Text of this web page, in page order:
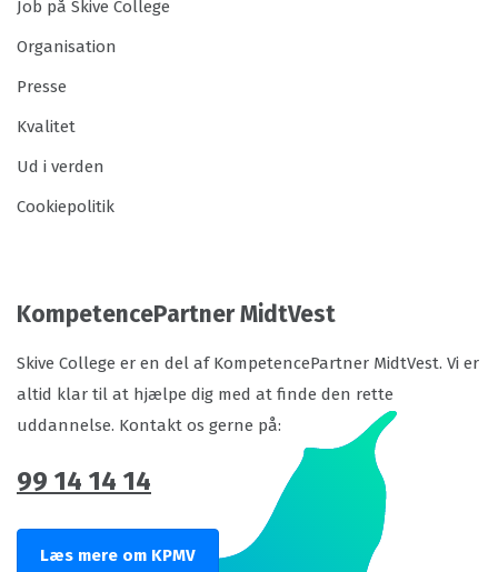
Job på Skive College
Organisation
Presse
Kvalitet
Ud i verden
Cookiepolitik
KompetencePartner MidtVest
Skive College er en del af KompetencePartner MidtVest. Vi er
altid klar til at hjælpe dig med at finde den rette
uddannelse. Kontakt os gerne på:
99 14 14 14
Læs mere om KPMV